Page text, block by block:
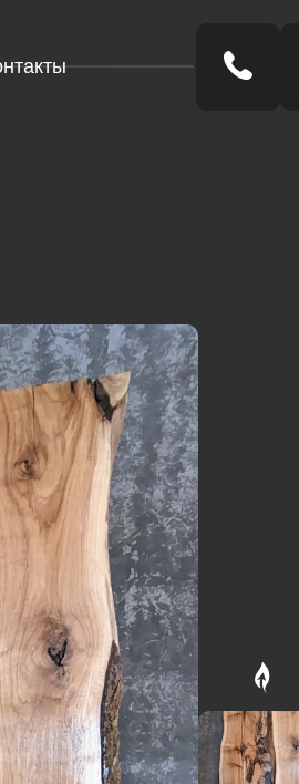
Готовые
изделия
Стол-
река